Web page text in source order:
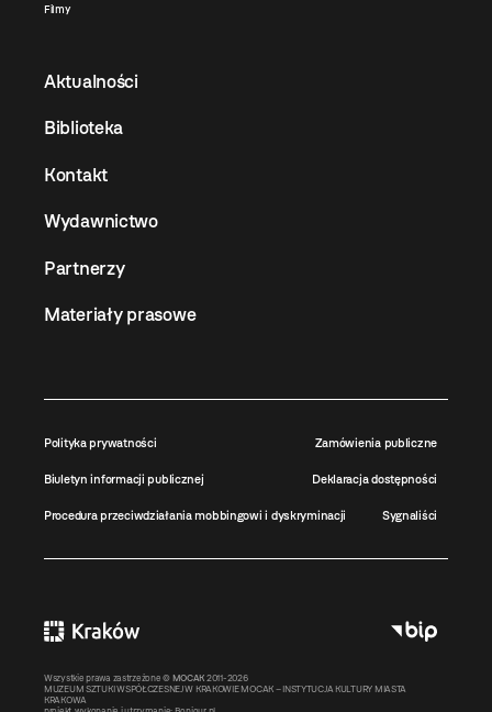
Filmy
Aktualności
Biblioteka
Kontakt
Wydawnictwo
Partnerzy
Materiały prasowe
Polityka prywatności Zamówienia publiczne
Biuletyn informacji publicznej Deklaracja dostępności
Procedura przeciwdziałania mobbingowi i dyskryminacji Sygnaliści
Wszystkie prawa zastrzeżone © MOCAK 2011-2026
MUZEUM SZTUKI WSPÓŁCZESNEJ W KRAKOWIE MOCAK – INSTYTUCJA KULTURY MIASTA
KRAKOWA